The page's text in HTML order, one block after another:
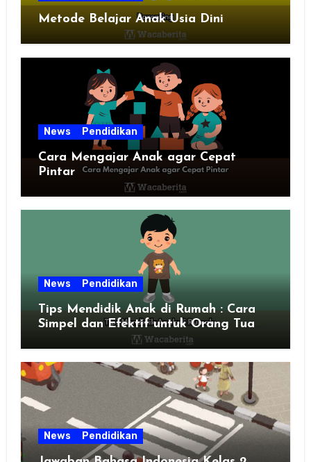
Metode Belajar Anak Usia Dini
News Pendidikan
Cara Mengajar Anak agar Cepat
Pintar
News Pendidikan
Tips Mendidik Anak di Rumah : Cara
Simpel dan Efektif untuk Orang Tua
Zaman Sekarang
News Pendidikan